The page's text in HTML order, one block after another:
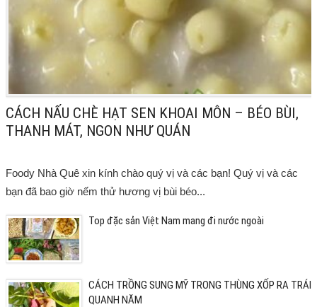
CÁCH NẤU CHÈ HẠT SEN KHOAI MÔN – BÉO BÙI,
THANH MÁT, NGON NHƯ QUÁN
Foody Nhà Quê xin kính chào quý vị và các bạn! Quý vị và các
bạn đã bao giờ nếm thử hương vị bùi béo...
Top đặc sản Việt Nam mang đi nước ngoài
CÁCH TRỒNG SUNG MỸ TRONG THÙNG XỐP RA TRÁI
QUANH NĂM